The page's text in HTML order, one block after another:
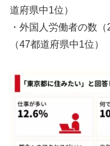
道府県中1位）
・外国人労働者の数
（47都道府県中1位）